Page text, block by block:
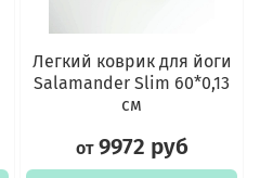
Легкий коврик для йоги
Salamander Slim 60*0,13
см
от 9972 руб